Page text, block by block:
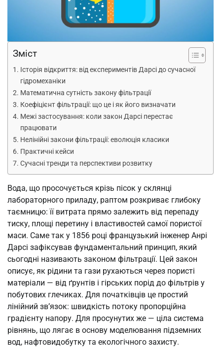
Зміст
Історія відкриття: від експериментів Дарсі до сучасної
гідромеханіки
Математична сутність закону фільтрації
Коефіцієнт фільтрації: що це і як його визначати
Межі застосування: коли закон Дарсі перестає
працювати
Нелінійні закони фільтрації: еволюція класики
Практичні кейси
Сучасні тренди та перспективи розвитку
Вода, що просочується крізь пісок у склянці
лабораторного приладу, раптом розкриває глибоку
таємницю: її витрата прямо залежить від перепаду
тиску, площі перетину і властивостей самої пористої
маси. Саме так у 1856 році французький інженер Анрі
Дарсі зафіксував фундаментальний принцип, який
сьогодні називають законом фільтрації. Цей закон
описує, як рідини та гази рухаються через пористі
матеріали — від ґрунтів і гірських порід до фільтрів у
побутових глечиках. Для початківців це простий
лінійний зв’язок: швидкість потоку пропорційна
градієнту напору. Для просунутих же — ціла система
рівнянь, що лягає в основу моделювання підземних
вод, нафтовидобутку та екологічного захисту.